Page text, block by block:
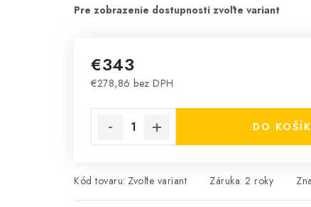
€343
€278,86 bez DPH
DO
Kód tovaru: Zvoľte variant Záruka: 2 roky